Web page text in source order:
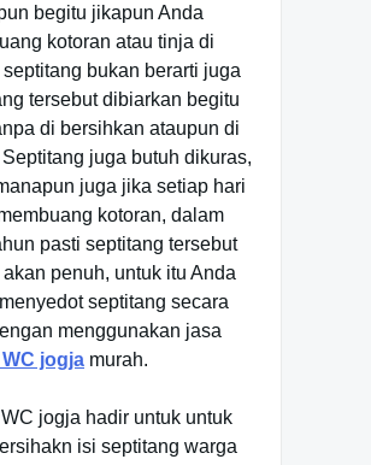
begitu jikapun Anda
kotoran atau tinja di
bukan berarti juga
tersebut dibiarkan begitu
di bersihkan ataupun di
Septitang juga butuh dikuras,
juga jika setiap hari
kotoran, dalam
pasti septitang tersebut
penuh, untuk itu Anda
septitang secara
menggunakan jasa
jogja murah.
jogja hadir untuk untuk
isi septitang warga